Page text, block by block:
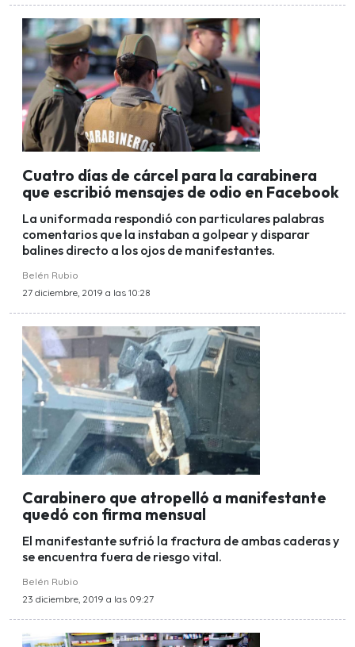
Cuatro días de cárcel para la carabinera
que escribió mensajes de odio en Facebook
La uniformada respondió con particulares palabras
comentarios que la instaban a golpear y disparar
balines directo a los ojos de manifestantes.
Belén Rubio
27 diciembre, 2019 a las 10:28
Carabinero que atropelló a manifestante
quedó con firma mensual
El manifestante sufrió la fractura de ambas caderas y
se encuentra fuera de riesgo vital.
Belén Rubio
23 diciembre, 2019 a las 09:27